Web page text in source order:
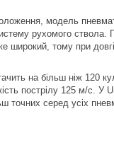
модель
рухомого ствола.
тому при
на більш ніж 120
пострілу 125 м/с. У
серед усіх